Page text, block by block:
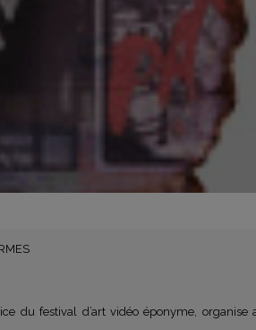
du festival d’art vidéo éponyme,